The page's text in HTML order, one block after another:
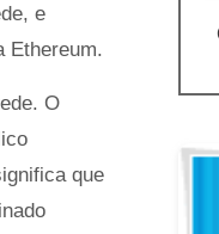
e
Ethereum.
O
que